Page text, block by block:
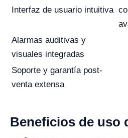
Interfaz de usuario intuitiva
Alarmas auditivas y
visuales integradas
Soporte y garantía post-
venta extensa
Beneficios de uso